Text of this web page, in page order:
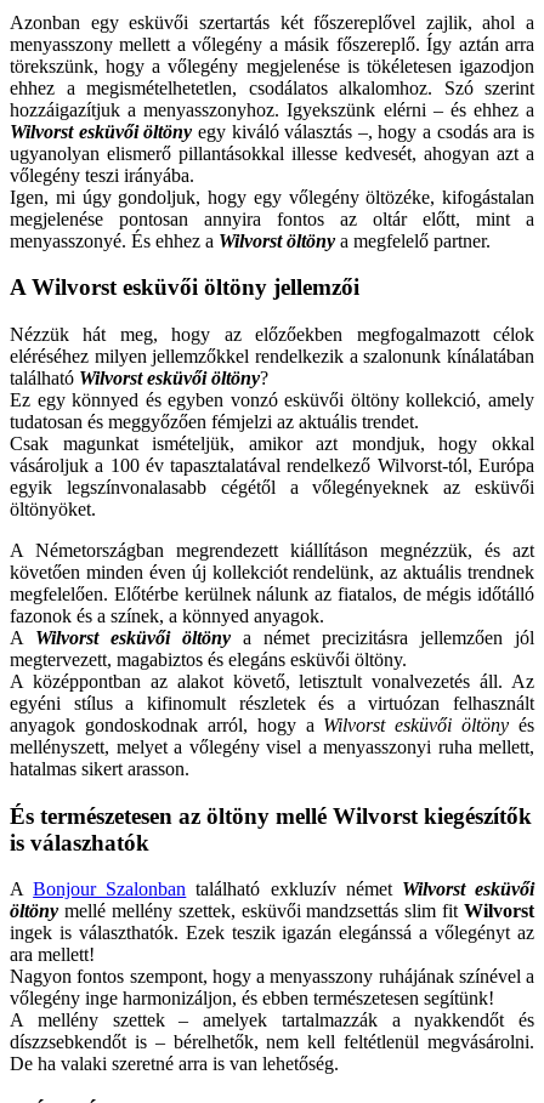
Azonban egy esküvői szertartás két főszereplővel zajlik, ahol a
menyasszony mellett a vőlegény a másik főszereplő. Így aztán arra
törekszünk, hogy a vőlegény megjelenése is tökéletesen igazodjon
ehhez a megismételhetetlen, csodálatos alkalomhoz. Szó szerint
hozzáigazítjuk a menyasszonyhoz. Igyekszünk elérni – és ehhez a
Wilvorst esküvői öltöny egy kiváló választás –, hogy a csodás ara is
ugyanolyan elismerő pillantásokkal illesse kedvesét, ahogyan azt a
vőlegény teszi irányába.
Igen, mi úgy gondoljuk, hogy egy vőlegény öltözéke, kifogástalan
megjelenése pontosan annyira fontos az oltár előtt, mint a
menyasszonyé. És ehhez a Wilvorst öltöny a megfelelő partner.
A Wilvorst esküvői öltöny jellemzői
Nézzük hát meg, hogy az előzőekben megfogalmazott célok
eléréséhez milyen jellemzőkkel rendelkezik a szalonunk kínálatában
található Wilvorst esküvői öltöny?
Ez egy könnyed és egyben vonzó esküvői öltöny kollekció, amely
tudatosan és meggyőzően fémjelzi az aktuális trendet.
Csak magunkat ismételjük, amikor azt mondjuk, hogy okkal
vásároljuk a 100 év tapasztalatával rendelkező Wilvorst-tól, Európa
egyik legszínvonalasabb cégétől a vőlegényeknek az esküvői
öltönyöket.
A Németországban megrendezett kiállításon megnézzük, és azt
követően minden éven új kollekciót rendelünk, az aktuális trendnek
megfelelően. Előtérbe kerülnek nálunk az fiatalos, de mégis időtálló
fazonok és a színek, a könnyed anyagok.
A Wilvorst esküvői öltöny a német precizitásra jellemzően jól
megtervezett, magabiztos és elegáns esküvői öltöny.
A középpontban az alakot követő, letisztult vonalvezetés áll. Az
egyéni stílus a kifinomult részletek és a virtuózan felhasznált
anyagok gondoskodnak arról, hogy a Wilvorst esküvői öltöny és
mellényszett, melyet a vőlegény visel a menyasszonyi ruha mellett,
hatalmas sikert arasson.
És természetesen az öltöny mellé Wilvorst kiegészítők
is válaszhatók
ABonjour Szalonban található exkluzív német Wilvorst esküvői
öltöny mellé mellény szettek, esküvői mandzsettás slim fit Wilvorst
ingek is választhatók. Ezek teszik igazán elegánssá a vőlegényt az
ara mellett!
Nagyon fontos szempont, hogy a menyasszony ruhájának színével a
vőlegény inge harmonizáljon, és ebben természetesen segítünk!
A mellény szettek – amelyek tartalmazzák a nyakkendőt és
díszzsebkendőt is – bérelhetők, nem kell feltétlenül megvásárolni.
De ha valaki szeretné arra is van lehetőség.